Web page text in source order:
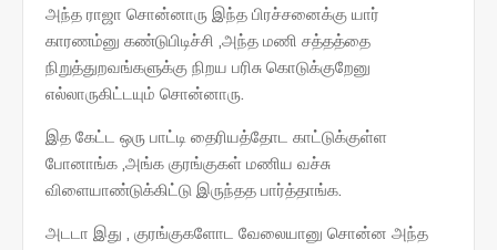
அந்த ராஜா சொன்னாரு இந்த பிரச்சனைக்கு யார்
காரணம்னு கண்டுபிடிச்சி ,அந்த மணி சத்தத்தை
நிறுத்துறவங்களுக்கு நிறய பரிசு கொடுக்குறேனு
எல்லாருகிட்டயும் சொன்னாரு.
இத கேட்ட ஒரு பாட்டி தைரியத்தோட காட்டுக்குள்ள
போனாங்க ,அங்க குரங்குகள் மணிய வச்சு
விளையாண்டுக்கிட்டு இருந்தத பார்த்தாங்க.
அடடா இது , குரங்குகளோட வேலையானு சொன்ன அந்த